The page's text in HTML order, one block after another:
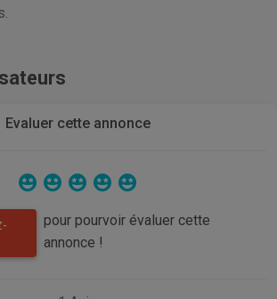
Evaluer cette annonce
pour pourvoir évaluer cette
annonce !